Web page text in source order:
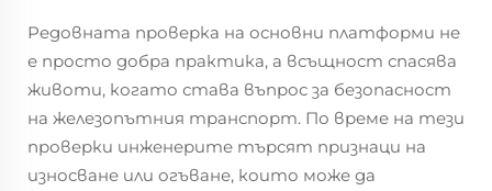
Редовната проверка на основни платформи не
е просто добра практика, а всъщност спасява
животи, когато става въпрос за безопасност
на железопътния транспорт. По време на тези
проверки инженерите търсят признаци на
износване или огъване, които може да